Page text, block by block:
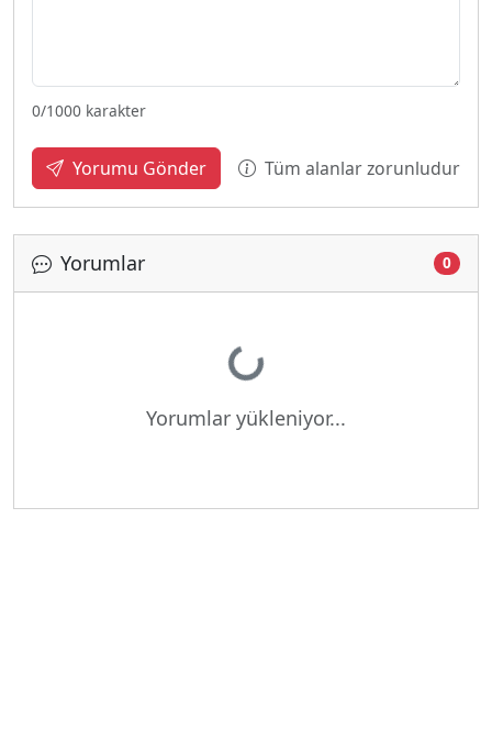
0/1000 karakter
Yorumu Gönder Tüm alanlar zorunludur
Yorumlar 0
Yükleniyor...
Yorumlar yükleniyor...